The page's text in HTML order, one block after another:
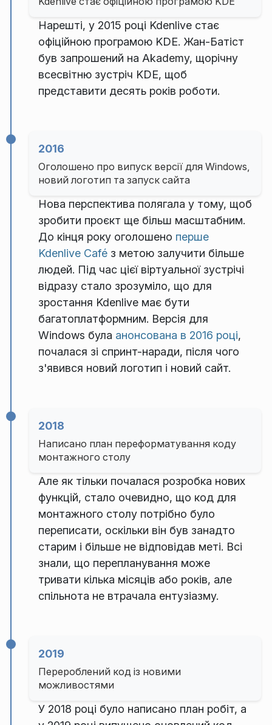
Нарешті, у 2015 році Kdenlive стає
офіційною програмою KDE. Жан-Батіст
був запрошений на Akademy, щорічну
всесвітню зустріч KDE, щоб
представити десять років роботи.
2016
Оголошено про випуск версії для Windows,
новий логотип та запуск сайта
Нова перспектива полягала у тому, щоб
зробити проєкт ще більш масштабним.
До кінця року оголошено перше
Kdenlive Café з метою залучити більше
людей. Під час цієї віртуальної зустрічі
відразу стало зрозуміло, що для
зростання Kdenlive має бути
багатоплатформним. Версія для
Windows була анонсована в 2016 році,
почалася зі спринт-наради, після чого
з'явився новий логотип і новий сайт.
2018
Написано план переформатування коду
монтажного столу
Але як тільки почалася розробка нових
функцій, стало очевидно, що код для
монтажного столу потрібно було
переписати, оскільки він був занадто
старим і більше не відповідав меті. Всі
знали, що перепланування може
тривати кілька місяців або років, але
спільнота не втрачала ентузіазму.
2019
Перероблений код із новими
можливостями
У 2018 році було написано план робіт, а